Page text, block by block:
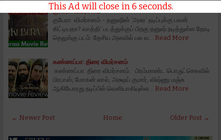
குபேரா: விமர்சனம் -
குபேரா: விமர்சனம் - தனுஷின் ‘அசுர’ நடிப்புக்கு பலன்
கிட்டியதா? வாத்தி’ படத்துக்குப் பிறகு தனுஷ் நடித்துள்ள நேரடி
தெலுங்கு படம். தேசிய அளவில் பல வ…
Read More
கண்ணப்பா: திரை விமர்சனம்
கண்ணப்பா: திரை விமர்சனம். பிரம்மாண்ட பொருட்செலவில்
பிரபாஸ், மோகன் லால், அக்ஷய் குமார், விஷ்ணு மஞ்சு
ஆகியோரது நடிப்பில் வெளியாகியுள்ள…
Read More
← Newer Post Older Post →
Home
This Ad will close in 5seconds.